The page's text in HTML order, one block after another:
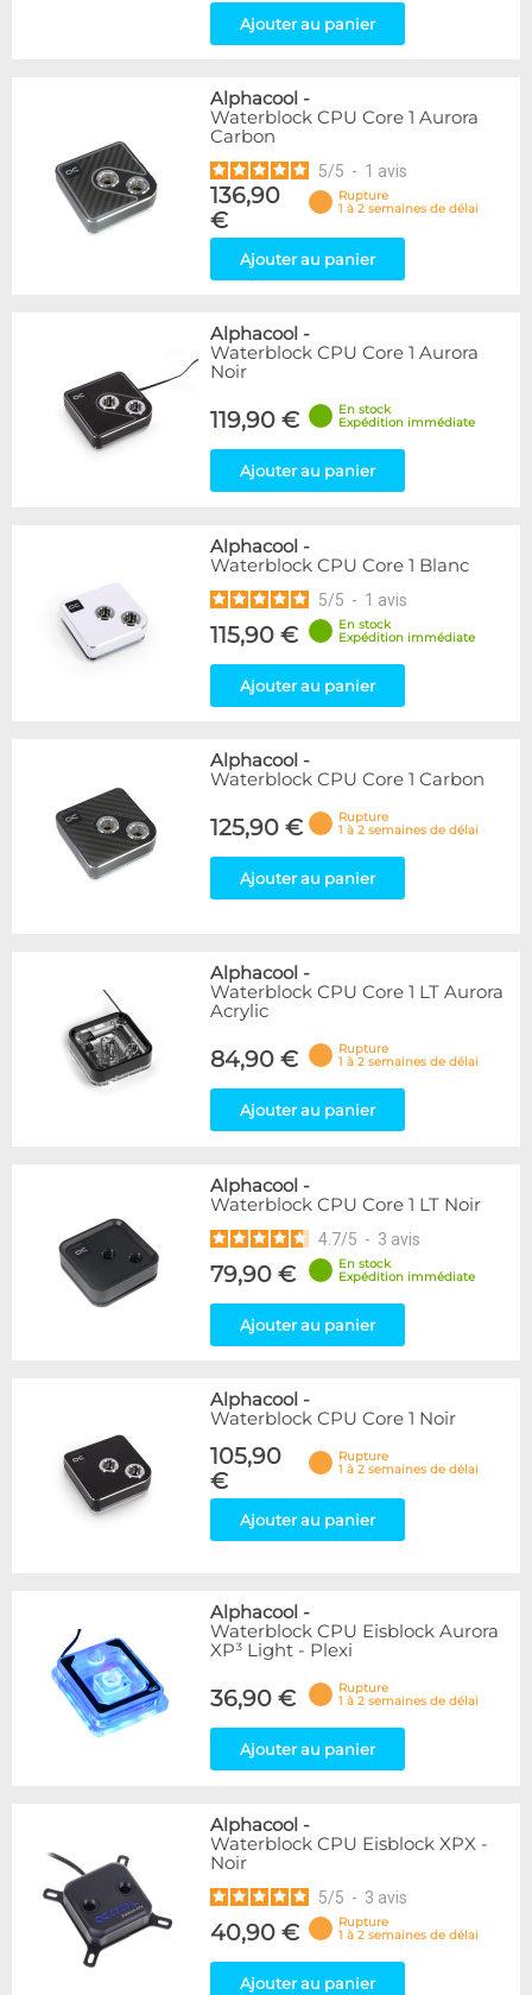
Ajouter au panier
Alphacool -
Waterblock CPU Core 1 Aurora
Carbon
5/5 - 1 avis
136,90
€
Rupture
1 à 2 semaines de délai
Ajouter au panier
Alphacool -
Waterblock CPU Core 1 Aurora
Noir
119,90 €
En stock
Expédition immédiate
Ajouter au panier
Alphacool -
Waterblock CPU Core 1 Blanc
5/5 - 1 avis
115,90 €
En stock
Expédition immédiate
Ajouter au panier
Alphacool -
Waterblock CPU Core 1 Carbon
125,90 €
Rupture
1 à 2 semaines de délai
Ajouter au panier
Alphacool -
Waterblock CPU Core 1 LT Aurora
Acrylic
84,90 €
Rupture
1 à 2 semaines de délai
Ajouter au panier
Alphacool -
Waterblock CPU Core 1 LT Noir
4.7/5 - 3 avis
79,90 €
En stock
Expédition immédiate
Ajouter au panier
Alphacool -
Waterblock CPU Core 1 Noir
105,90
€
Rupture
1 à 2 semaines de délai
Ajouter au panier
Alphacool -
Waterblock CPU Eisblock Aurora
XP³ Light - Plexi
36,90 €
Rupture
1 à 2 semaines de délai
Ajouter au panier
Alphacool -
Waterblock CPU Eisblock XPX -
Noir
5/5 - 3 avis
40,90 €
Rupture
1 à 2 semaines de délai
Ajouter au panier